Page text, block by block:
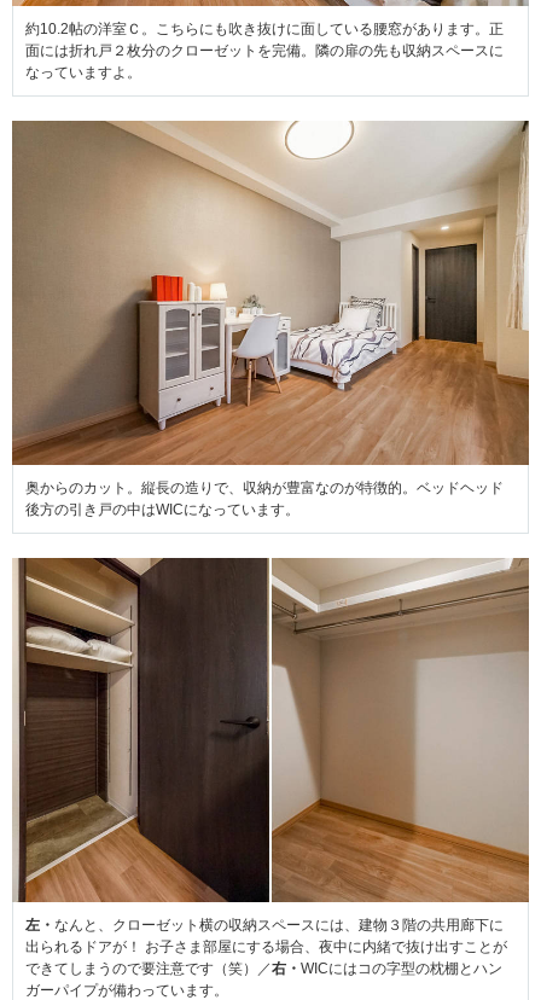
約10.2帖の洋室Ｃ。こちらにも吹き抜けに面している腰窓があります。正
面には折れ戸２枚分のクローゼットを完備。隣の扉の先も収納スペースに
なっていますよ。
奥からのカット。縦長の造りで、収納が豊富なのが特徴的。ベッドヘッド
後方の引き戸の中はWICになっています。
左・ なんと、クローゼット横の収納スペースには、建物３階の共用廊下に
出られるドアが！ お子さま部屋にする場合、夜中に内緒で抜け出すことが
できてしまうので要注意です（笑）／右・ WICにはコの字型の枕棚とハン
ガーパイプが備わっています。